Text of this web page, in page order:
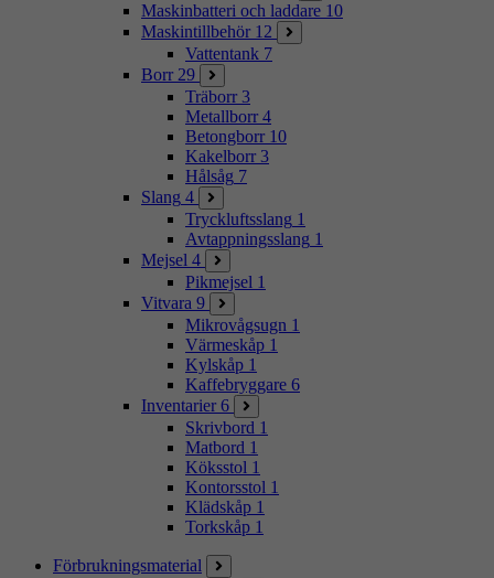
Maskinbatteri och laddare 10
Maskintillbehör 12
Vattentank 7
Borr 29
Träborr 3
Metallborr 4
Betongborr 10
Kakelborr 3
Hålsåg 7
Slang 4
Tryckluftsslang 1
Avtappningsslang 1
Mejsel 4
Pikmejsel 1
Vitvara 9
Mikrovågsugn 1
Värmeskåp 1
Kylskåp 1
Kaffebryggare 6
Inventarier 6
Skrivbord 1
Matbord 1
Köksstol 1
Kontorsstol 1
Klädskåp 1
Torkskåp 1
Förbrukningsmaterial